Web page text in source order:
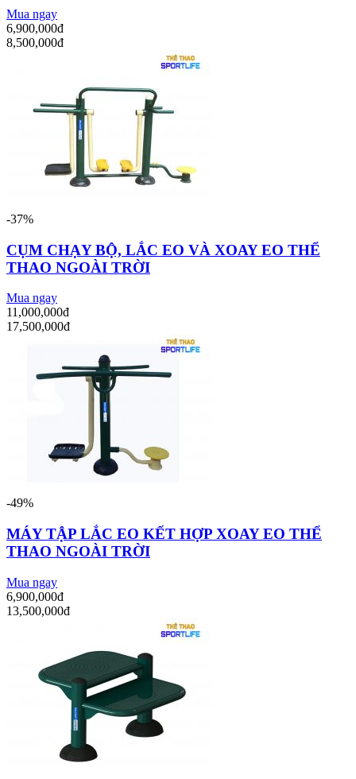
Mua ngay
6,900,000đ
8,500,000đ
-37%
CỤM CHẠY BỘ, LẮC EO VÀ XOAY EO THỂ
THAO NGOÀI TRỜI
Mua ngay
11,000,000đ
17,500,000đ
-49%
MÁY TẬP LẮC EO KẾT HỢP XOAY EO THỂ
THAO NGOÀI TRỜI
Mua ngay
6,900,000đ
13,500,000đ